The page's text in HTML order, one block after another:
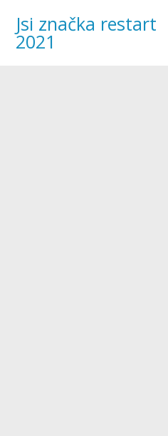
Jsi značka restart
2021